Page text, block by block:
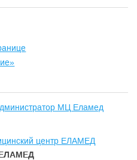
МЦ Еламед
центр ЕЛАМЕД